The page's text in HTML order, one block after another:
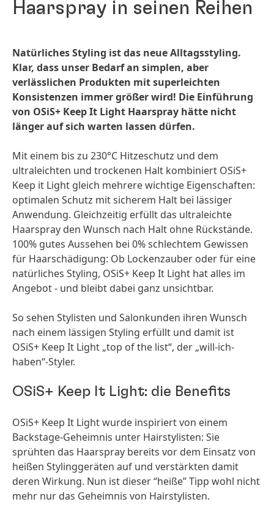
Haarspray in seinen Reihen
Natürliches Styling ist das neue Alltagsstyling.
Klar, dass unser Bedarf an simplen, aber
verlässlichen Produkten mit superleichten
Konsistenzen immer größer wird! Die Einführung
von OSiS+ Keep It Light Haarspray hätte nicht
länger auf sich warten lassen dürfen.
Mit einem bis zu 230°C Hitzeschutz und dem
ultraleichten und trockenen Halt kombiniert OSiS+
Keep it Light gleich mehrere wichtige Eigenschaften:
optimalen Schutz mit sicherem Halt bei lässiger
Anwendung. Gleichzeitig erfüllt das ultraleichte
Haarspray den Wunsch nach Halt ohne Rückstände.
100% gutes Aussehen bei 0% schlechtem Gewissen
für Haarschädigung: Ob Lockenzauber oder für eine
natürliches Styling, OSiS+ Keep It Light hat alles im
Angebot - und bleibt dabei ganz unsichtbar.
So sehen Stylisten und Salonkunden ihren Wunsch
nach einem lässigen Styling erfüllt und damit ist
OSiS+ Keep It Light „top of the list“, der „will-ich-
haben“-Styler.
OSiS+ Keep It Light: die Benefits
OSiS+ Keep It Light wurde inspiriert von einem
Backstage-Geheimnis unter Hairstylisten: Sie
sprühten das Haarspray bereits vor dem Einsatz von
heißen Stylinggeräten auf und verstärkten damit
deren Wirkung. Nun ist dieser “heiße” Tipp wohl nicht
mehr nur das Geheimnis von Hairstylisten.